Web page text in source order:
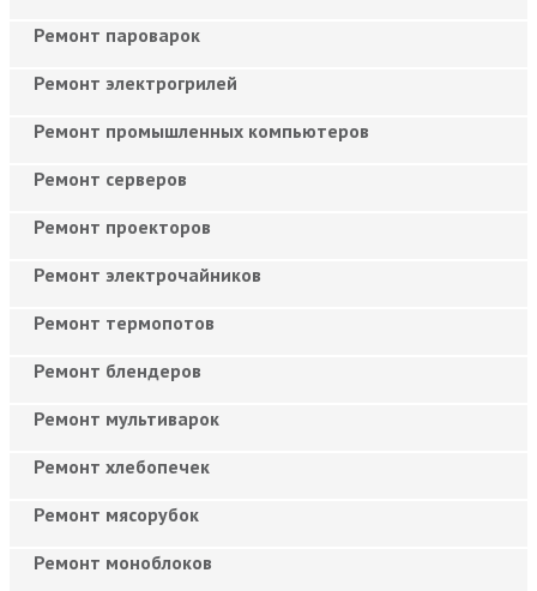
Ремонт пароварок
Ремонт электрогрилей
Ремонт промышленных компьютеров
Ремонт серверов
Ремонт проекторов
Ремонт электрочайников
Ремонт термопотов
Ремонт блендеров
Ремонт мультиварок
Ремонт хлебопечек
Ремонт мясорубок
Ремонт моноблоков